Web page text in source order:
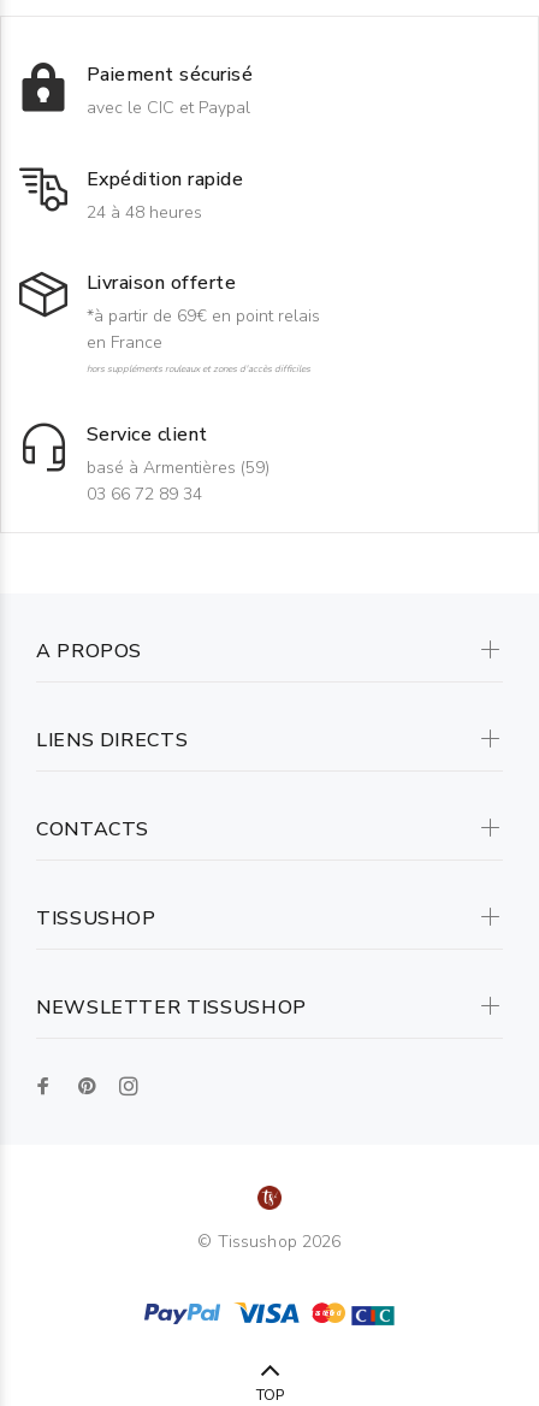
Paiement sécurisé
avec le CIC et Paypal
Expédition rapide
24 à 48 heures
Livraison offerte
*à partir de 69€ en point relais
en France
hors suppléments rouleaux et zones d'accès difficiles
Service client
basé à Armentières (59)
03 66 72 89 34
NEWSLETTER TISSUSHOP
A PROPOS
LIENS DIRECTS
CONTACTS
TISSUSHOP
© Tissushop 2026
TOP